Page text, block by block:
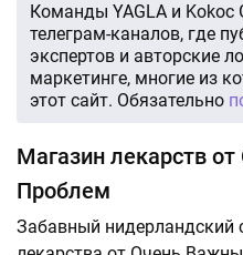
Команды YAGLA и Kokoc
телеграм-каналов, где
экспертов и авторские
маркетинге, многие из
этот сайт. Обязательно
Магазин лекарств
Проблем
Забавный нидерландский